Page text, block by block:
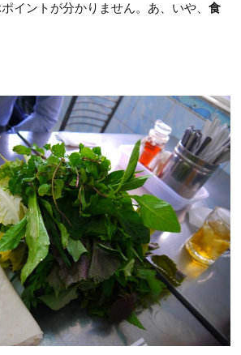
イントが分かりません。あ、いや、 食